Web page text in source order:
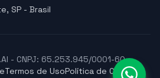
SP - Brasil
- CNPJ: 65.253.945/0001-60
Termos de UsoPolítica de Cookies